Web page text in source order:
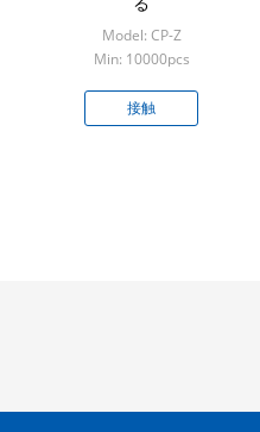
Model: CP-Z
Min: 10000pcs
接触